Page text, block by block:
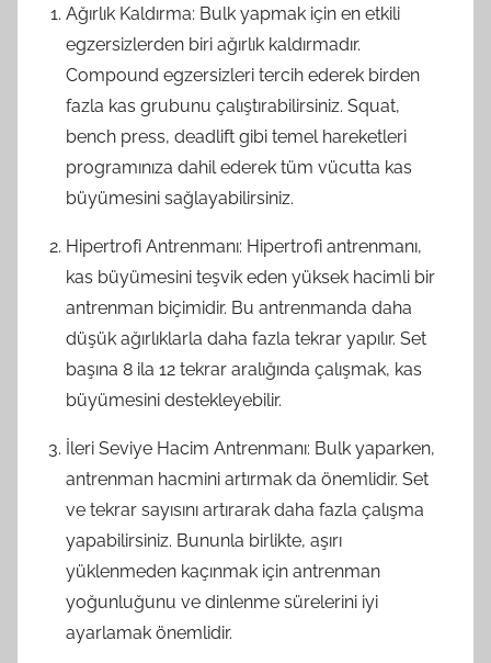
Ağırlık Kaldırma: Bulk yapmak için en etkili
egzersizlerden biri ağırlık kaldırmadır.
Compound egzersizleri tercih ederek birden
fazla kas grubunu çalıştırabilirsiniz. Squat,
bench press, deadlift gibi temel hareketleri
programınıza dahil ederek tüm vücutta kas
büyümesini sağlayabilirsiniz.
Hipertrofi Antrenmanı: Hipertrofi antrenmanı,
kas büyümesini teşvik eden yüksek hacimli bir
antrenman biçimidir. Bu antrenmanda daha
düşük ağırlıklarla daha fazla tekrar yapılır. Set
başına 8 ila 12 tekrar aralığında çalışmak, kas
büyümesini destekleyebilir.
İleri Seviye Hacim Antrenmanı: Bulk yaparken,
antrenman hacmini artırmak da önemlidir. Set
ve tekrar sayısını artırarak daha fazla çalışma
yapabilirsiniz. Bununla birlikte, aşırı
yüklenmeden kaçınmak için antrenman
yoğunluğunu ve dinlenme sürelerini iyi
ayarlamak önemlidir.